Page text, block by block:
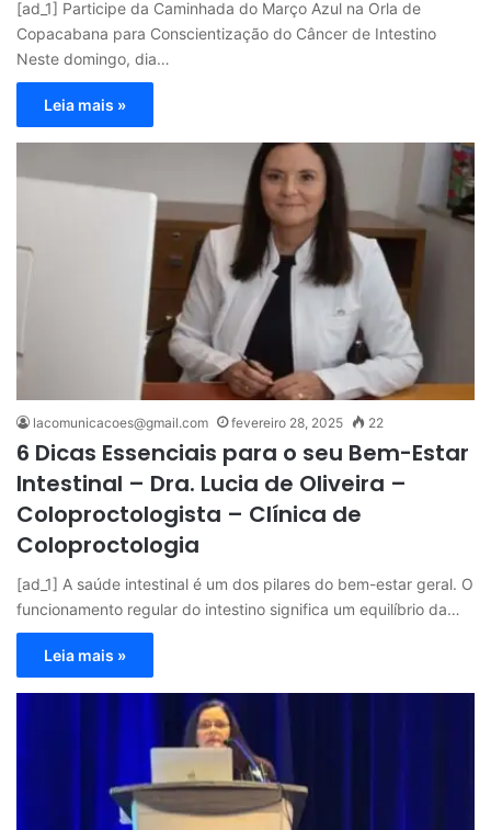
[ad_1] Participe da Caminhada do Março Azul na Orla de
Copacabana para Conscientização do Câncer de Intestino
Neste domingo, dia…
Leia mais »
lacomunicacoes@gmail.com fevereiro 28, 2025 22
6 Dicas Essenciais para o seu Bem-Estar
Intestinal – Dra. Lucia de Oliveira –
Coloproctologista – Clínica de
Coloproctologia
[ad_1] A saúde intestinal é um dos pilares do bem-estar geral. O
funcionamento regular do intestino significa um equilíbrio da…
Leia mais »